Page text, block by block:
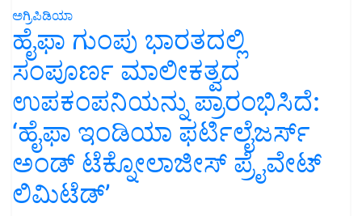
ಅಗ್ರಿಪಿಡಿಯಾ
ಹೈಫಾ ಗುಂಪು ಭಾರತದಲ್ಲಿ
ಸಂಪೂರ್ಣ ಮಾಲೀಕತ್ವದ
ಉಪಕಂಪನಿಯನ್ನು ಪ್ರಾರಂಭಿಸಿದೆ:
‘ಹೈಫಾ ಇಂಡಿಯಾ ಫರ್ಟಿಲೈಜರ್ಸ್
ಅಂಡ್ ಟೆಕ್ನೋಲಾಜೀಸ್ ಪ್ರೈವೇಟ್
ಲಿಮಿಟೆಡ್’